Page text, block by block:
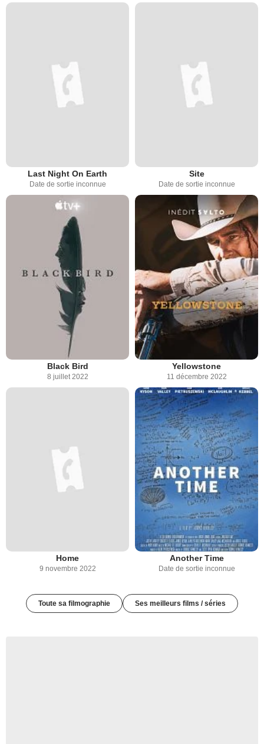
Last Night On Earth
Date de sortie inconnue
Site
Date de sortie inconnue
Black Bird
8 juillet 2022
Yellowstone
11 décembre 2022
Home
9 novembre 2022
Another Time
Date de sortie inconnue
Toute sa filmographie Ses meilleurs films / séries